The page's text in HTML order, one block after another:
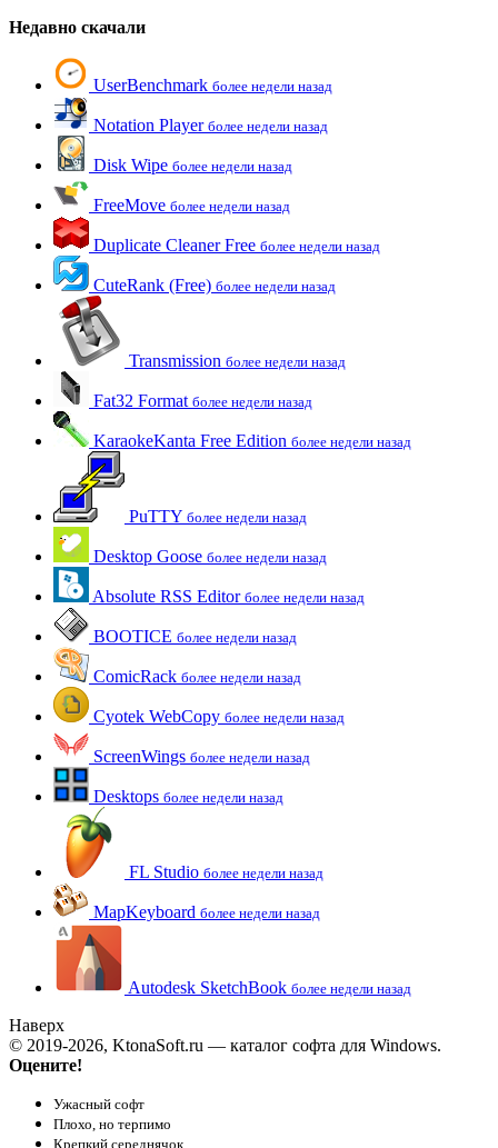
Недавно скачали
UserBenchmark более недели назад
Notation Player более недели назад
Disk Wipe более недели назад
FreeMove более недели назад
Duplicate Cleaner Free более недели назад
CuteRank (Free) более недели назад
Transmission более недели назад
Fat32 Format более недели назад
KaraokeKanta Free Edition более недели назад
PuTTY более недели назад
Desktop Goose более недели назад
Absolute RSS Editor более недели назад
BOOTICE более недели назад
ComicRack более недели назад
Cyotek WebCopy более недели назад
ScreenWings более недели назад
Desktops более недели назад
FL Studio более недели назад
MapKeyboard более недели назад
Autodesk SketchBook более недели назад
Наверх
© 2019-2026, KtonaSoft.ru — каталог софта для Windows.
Оцените!
Ужасный софт
Плохо, но терпимо
Крепкий середнячок